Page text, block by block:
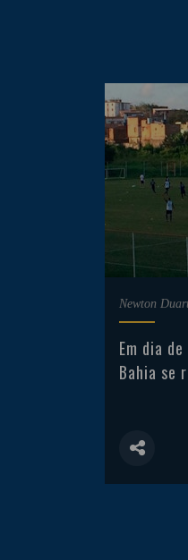
Newton
Em dia
Bahia se